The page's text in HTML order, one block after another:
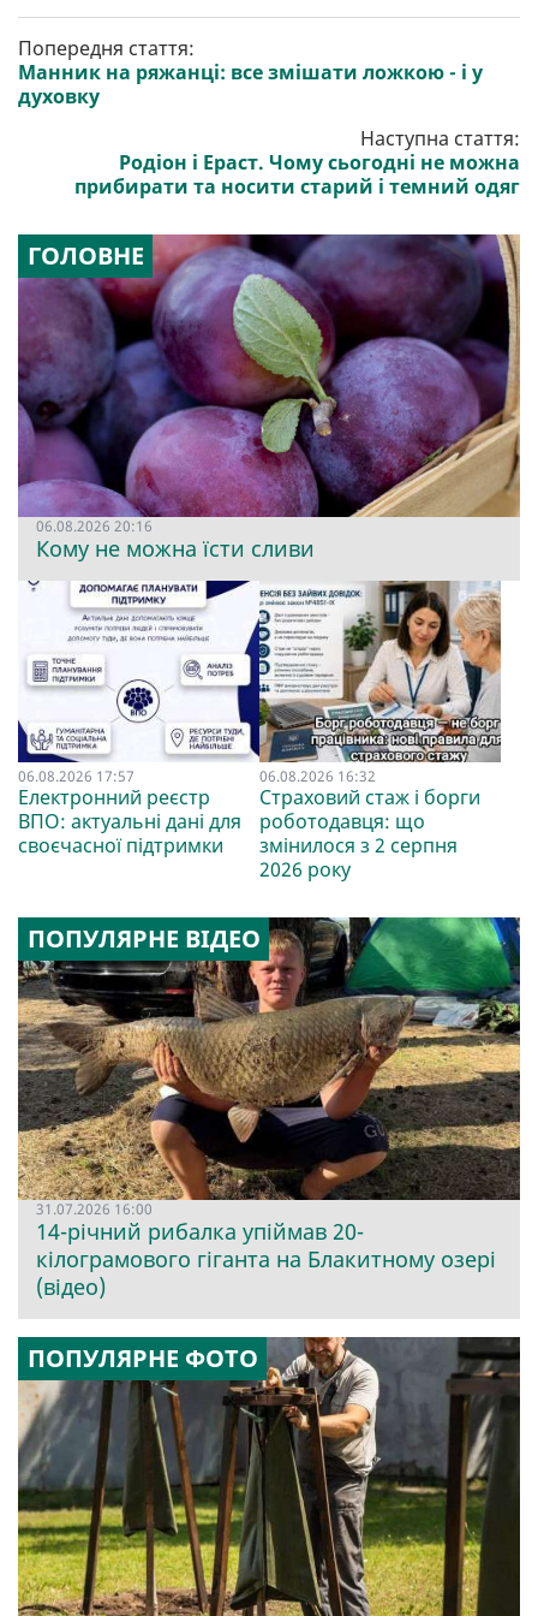
Попередня стаття:
Манник на ряжанці: все змішати ложкою - і у
духовку
Наступна стаття:
Родіон і Ераст. Чому сьогодні не можна
прибирати та носити старий і темний одяг
ГОЛОВНЕ
06.08.2026 20:16
Кому не можна їсти сливи
06.08.2026 17:57
Електронний реєстр
ВПО: актуальні дані для
своєчасної підтримки
06.08.2026 16:32
Страховий стаж і борги
роботодавця: що
змінилося з 2 серпня
2026 року
ПОПУЛЯРНЕ ВІДЕО
31.07.2026 16:00
14-річний рибалка упіймав 20-
кілограмового гіганта на Блакитному озері
(відео)
ПОПУЛЯРНЕ ФОТО